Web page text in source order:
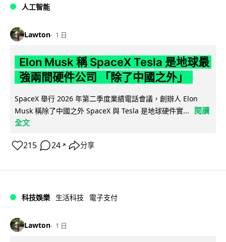
人工智能
Lawton 1 日
Elon Musk 稱 SpaceX Tesla 是地球最
強兩間硬件公司 「除了中國之外」
SpaceX 舉行 2026 年第二季度業績電話會議，創辦人 Elon
Musk 稱除了中國之外 SpaceX 與 Tesla 是地球硬件實...
閱讀
全文
215 24 ↗ 分享
科技娛樂 生活科技 電子支付
Lawton 1 日